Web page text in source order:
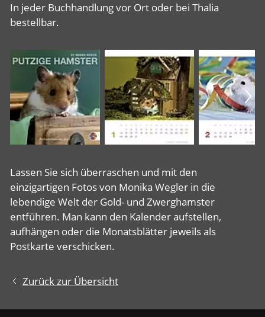
In jeder Buchhandlung vor Ort oder bei Thalia
bestellbar.
Lassen Sie sich überraschen und mit den
einzigartigen Fotos von Monika Wegler in die
lebendige Welt der Gold- und Zwerghamster
entführen. Man kann den Kalender aufstellen,
aufhängen oder die Monatsblätter jeweils als
Postkarte verschicken.
Zurück zur Übersicht